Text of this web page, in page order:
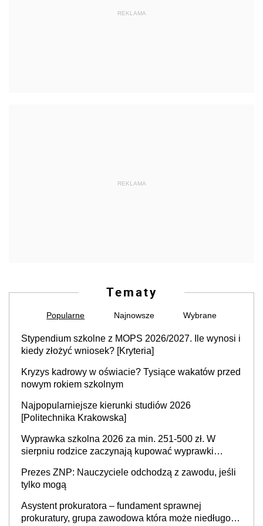
REKLAMA
REKLAMA
Tematy
Popularne Najnowsze Wybrane
Stypendium szkolne z MOPS 2026/2027. Ile wynosi i
kiedy złożyć wniosek? [Kryteria]
Kryzys kadrowy w oświacie? Tysiące wakatów przed
nowym rokiem szkolnym
Najpopularniejsze kierunki studiów 2026
[Politechnika Krakowska]
Wyprawka szkolna 2026 za min. 251-500 zł. W
sierpniu rodzice zaczynają kupować wyprawki
ponad 1 tys. zł
Prezes ZNP: Nauczyciele odchodzą z zawodu, jeśli
tylko mogą
Asystent prokuratora – fundament sprawnej
prokuratury, grupa zawodowa która może niedługo